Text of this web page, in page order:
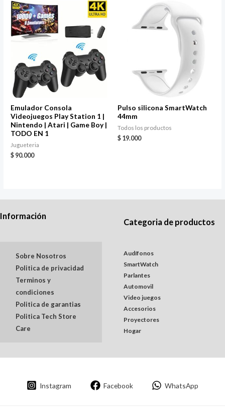
Emulador Consola
Videojuegos Play Station 1 |
Nintendo | Atari | Game Boy |
TODO EN 1
Jugueteria
$ 90.000
Pulso silicona SmartWatch
44mm
Todos los productos
$ 19.000
Información
Sobre Nosotros
Politica de privacidad
Terminos y
condiciones
Politica de garantias
Politica Tech Store
Care
Categoria de productos
Audífonos
SmartWatch
Parlantes
Automovil
Video juegos
Accesorios
Proyectores
Hogar
Instagram Facebook WhatsApp